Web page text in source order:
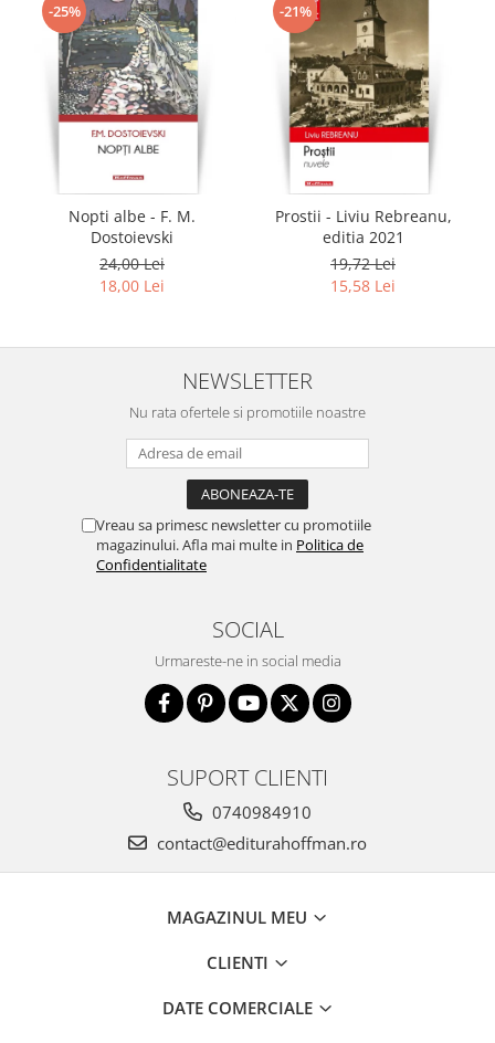
-25%
Nopti albe - F. M.
Dostoievski
24,00 Lei
18,00 Lei
-21%
Prostii - Liviu Rebreanu,
editia 2021
19,72 Lei
15,58 Lei
NEWSLETTER
Nu rata ofertele si promotiile noastre
Vreau sa primesc newsletter cu promotiile
magazinului. Afla mai multe in Politica de
Confidentialitate
SOCIAL
Urmareste-ne in social media
SUPORT CLIENTI
0740984910
contact@editurahoffman.ro
MAGAZINUL MEU
CLIENTI
DATE COMERCIALE